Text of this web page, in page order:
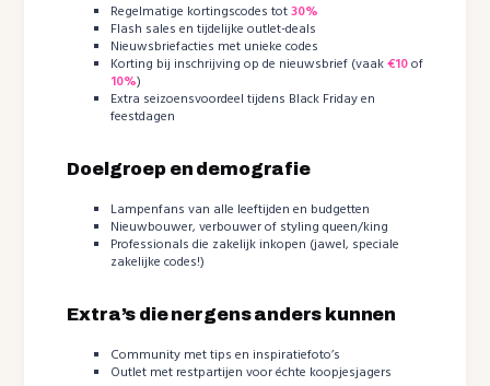
Regelmatige kortingscodes tot30%
Flash sales en tijdelijke outlet-deals
Nieuwsbriefacties met unieke codes
Korting bij inschrijving op de nieuwsbrief (vaak€10of
10%)
Extra seizoensvoordeel tijdens Black Friday en
feestdagen
Doelgroep en demografie
Lampenfans van alle leeftijden en budgetten
Nieuwbouwer, verbouwer of styling queen/king
Professionals die zakelijk inkopen (jawel, speciale
zakelijke codes!)
Extra’s die nergens anders kunnen
Community met tips en inspiratiefoto’s
Outlet met restpartijen voor échte koopjesjagers